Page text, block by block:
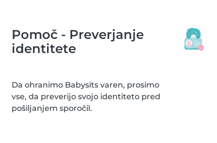
Pomoč - Preverjanje
identitete
Da ohranimo Babysits varen, prosimo
vse, da preverijo svojo identiteto pred
pošiljanjem sporočil.